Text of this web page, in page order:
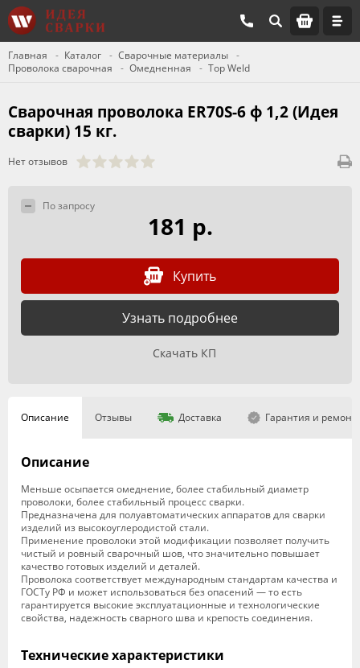
Главная Каталог
Сварочные материалы
Проволока сварочная
Омедненная Top Weld
Сварочная проволока ER70S-6 ф 1,2 (Идея
сварки) 15 кг.
Нет отзывов
По запросу
181 р.
Купить
Узнать подробнее
Скачать КП
Описание Отзывы Доставка Гарантия и ремонт
Описание
Меньше осыпается омеднение, более стабильный диаметр
проволоки, более стабильный процесс сварки.
Предназначена для полуавтоматических аппаратов для сварки
изделий из высокоуглеродистой стали.
Применение проволоки этой модификации позволяет получить
чистый и ровный сварочный шов, что значительно повышает
качество готовых изделий и деталей.
Проволока соответствует международным стандартам качества и
ГОСТу РФ и может использоваться без опасений — то есть
гарантируется высокие эксплуатационные и технологические
свойства, надежность сварного шва и крепость соединения.
Технические характеристики